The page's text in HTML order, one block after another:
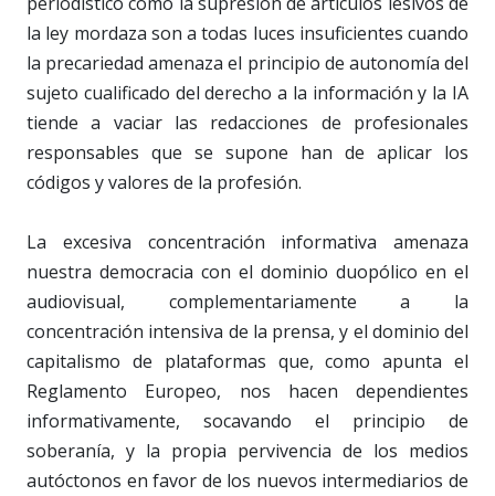
la ley mordaza son a todas luces insuficientes cuando
la precariedad amenaza el principio de autonomía del
sujeto cualificado del derecho a la información y la IA
tiende a vaciar las redacciones de profesionales
responsables que se supone han de aplicar los
códigos y valores de la profesión.
La excesiva concentración informativa amenaza
nuestra democracia con el dominio duopólico en el
audiovisual, complementariamente a la
concentración intensiva de la prensa, y el dominio del
capitalismo de plataformas que, como apunta el
Reglamento Europeo, nos hacen dependientes
informativamente, socavando el principio de
soberanía, y la propia pervivencia de los medios
autóctonos en favor de los nuevos intermediarios de